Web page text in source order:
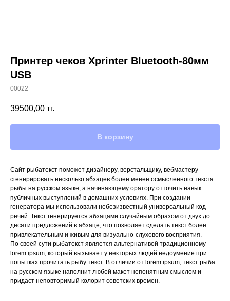
Принтер чеков Xprinter Bluetooth-80мм
USB
00022
39500,00 тг.
В корзину
Сайт рыбатекст поможет дизайнеру, верстальщику, вебмастеру
сгенерировать несколько абзацев более менее осмысленного текста
рыбы на русском языке, а начинающему оратору отточить навык
публичных выступлений в домашних условиях. При создании
генератора мы использовали небезизвестный универсальный код
речей. Текст генерируется абзацами случайным образом от двух до
десяти предложений в абзаце, что позволяет сделать текст более
привлекательным и живым для визуально-слухового восприятия.
По своей сути рыбатекст является альтернативой традиционному
lorem ipsum, который вызывает у некторых людей недоумение при
попытках прочитать рыбу текст. В отличии от lorem ipsum, текст рыба
на русском языке наполнит любой макет непонятным смыслом и
придаст неповторимый колорит советских времен.